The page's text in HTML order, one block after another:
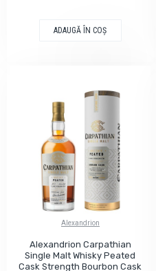
ADAUGĂ ÎN COŞ
Alexandrion
Alexandrion Carpathian
Single Malt Whisky Peated
Cask Strength Bourbon Cask